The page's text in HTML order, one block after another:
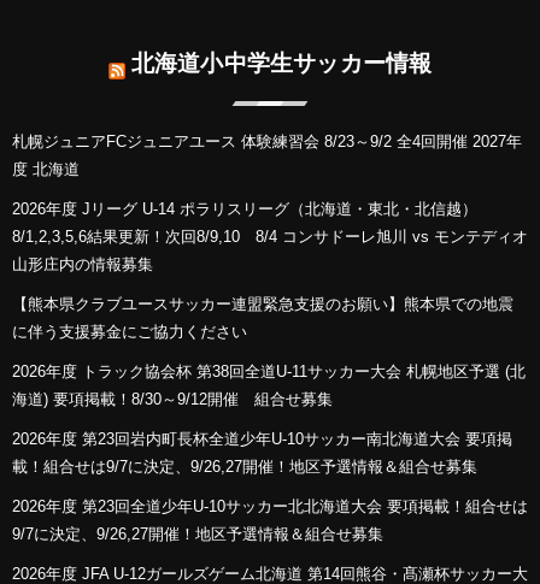
北海道小中学生サッカー情報
札幌ジュニアFCジュニアユース 体験練習会 8/23～9/2 全4回開催 2027年
度 北海道
2026年度 Jリーグ U-14 ポラリスリーグ（北海道・東北・北信越）
8/1,2,3,5,6結果更新！次回8/9,10 8/4 コンサドーレ旭川 vs モンテディオ
山形庄内の情報募集
【熊本県クラブユースサッカー連盟緊急支援のお願い】熊本県での地震
に伴う支援募金にご協力ください
2026年度 トラック協会杯 第38回全道U-11サッカー大会 札幌地区予選 (北
海道) 要項掲載！8/30～9/12開催 組合せ募集
2026年度 第23回岩内町長杯全道少年U-10サッカー南北海道大会 要項掲
載！組合せは9/7に決定、9/26,27開催！地区予選情報＆組合せ募集
2026年度 第23回全道少年U-10サッカー北北海道大会 要項掲載！組合せは
9/7に決定、9/26,27開催！地区予選情報＆組合せ募集
2026年度 JFA U-12ガールズゲーム北海道 第14回熊谷・髙瀬杯サッカー大